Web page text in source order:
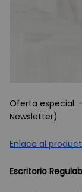
Oferta especial:
Newsletter)
Enlace al
Escritorio